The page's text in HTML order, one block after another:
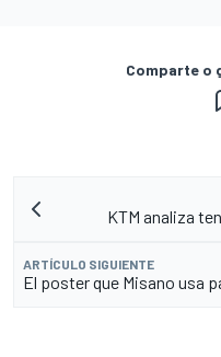
Comparte o
KTM analiza
ARTÍCULO SIGUIENTE
El poster que Misano usa